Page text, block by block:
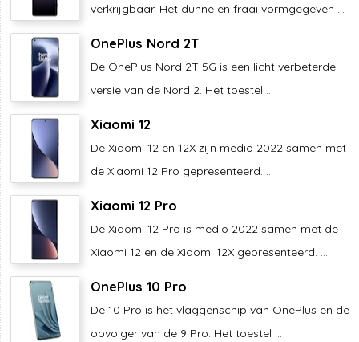
verkrijgbaar. Het dunne en fraai vormgegeven ...
OnePlus Nord 2T
De OnePlus Nord 2T 5G is een licht verbeterde
versie van de Nord 2. Het toestel ...
Xiaomi 12
De Xiaomi 12 en 12X zijn medio 2022 samen met
de Xiaomi 12 Pro gepresenteerd. ...
Xiaomi 12 Pro
De Xiaomi 12 Pro is medio 2022 samen met de
Xiaomi 12 en de Xiaomi 12X gepresenteerd. ...
OnePlus 10 Pro
De 10 Pro is het vlaggenschip van OnePlus en de
opvolger van de 9 Pro. Het toestel ...